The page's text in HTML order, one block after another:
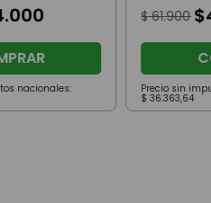
.000
nacionales:
$ 61.900 $
Precio sin
$ 36.363,64